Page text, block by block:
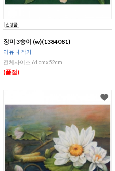
장미 3송이 (w)(1384081)
이유나 작가
전체사이즈 61cmx52cm
(품절)